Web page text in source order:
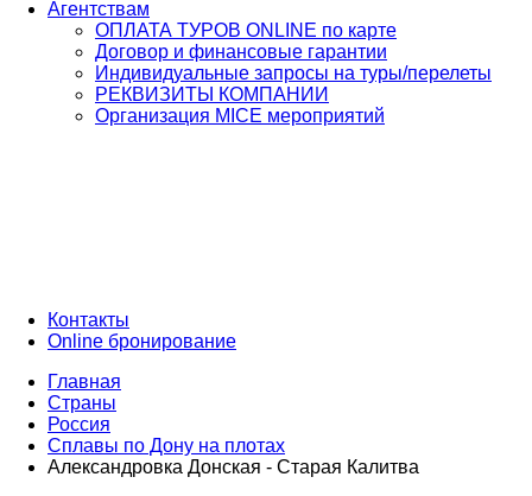
Агентствам
ОПЛАТА ТУРОВ ONLINE по карте
Договор и финансовые гарантии
Индивидуальные запросы на туры/перелеты
РЕКВИЗИТЫ КОМПАНИИ
Организация MICE мероприятий
Контакты
Online бронирование
Главная
Страны
Россия
Сплавы по Дону на плотах
Александровка Донская - Старая Калитва